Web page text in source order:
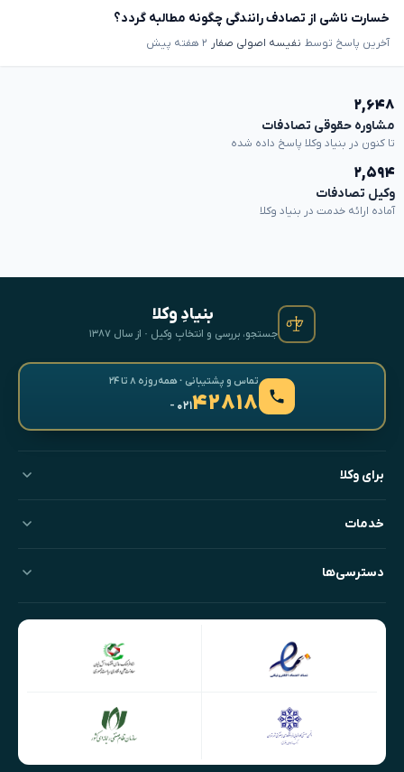
خسارت ناشی از تصادف رانندگی چگونه مطالبه گردد؟
آخرین پاسخ توسط نفیسه اصولی صفار ۲ هفته پیش
۲,۶۴۸
مشاوره حقوقی تصادفات
تا کنون در بنیاد وکلا پاسخ داده شده
۲,۵۹۴
وکیل تصادفات
آماده ارائه خدمت در بنیاد وکلا
بنیادِ وکلا
جستجو، بررسی و انتخابِ وکیل · از سال ۱۳۸۷
تماس و پشتیبانی · همه‌روزه ۸ تا ۲۴
۴۲۸۱۸- ۰۲۱
برای وکلا
خدمات
دسترسی‌ها